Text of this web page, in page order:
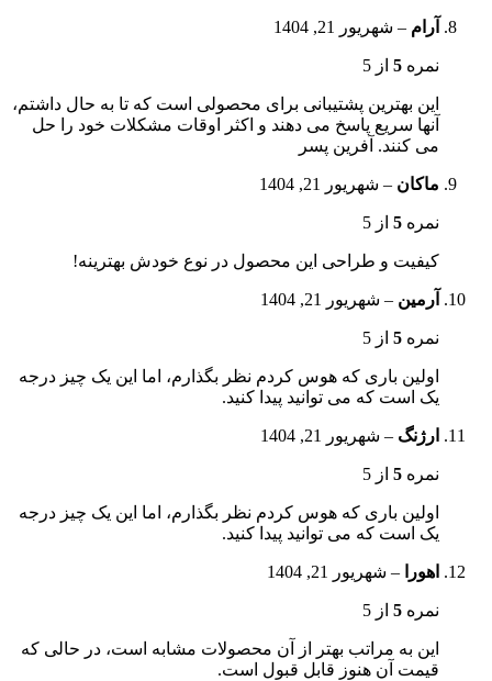
آرام – شهریور 21, 1404
نمره 5 از 5
این بهترین پشتیبانی برای محصولی است که تا به حال داشتم،
آنها سریع پاسخ می دهند و اکثر اوقات مشکلات خود را حل
می کنند. آفرین پسر
ماکان – شهریور 21, 1404
نمره 5 از 5
کیفیت و طراحی این محصول در نوع خودش بهترینه!
آرمین – شهریور 21, 1404
نمره 5 از 5
اولین باری که هوس کردم نظر بگذارم، اما این یک چیز درجه
یک است که می توانید پیدا کنید.
ارژنگ – شهریور 21, 1404
نمره 5 از 5
اولین باری که هوس کردم نظر بگذارم، اما این یک چیز درجه
یک است که می توانید پیدا کنید.
اهورا – شهریور 21, 1404
نمره 5 از 5
این به مراتب بهتر از آن محصولات مشابه است، در حالی که
قیمت آن هنوز قابل قبول است.